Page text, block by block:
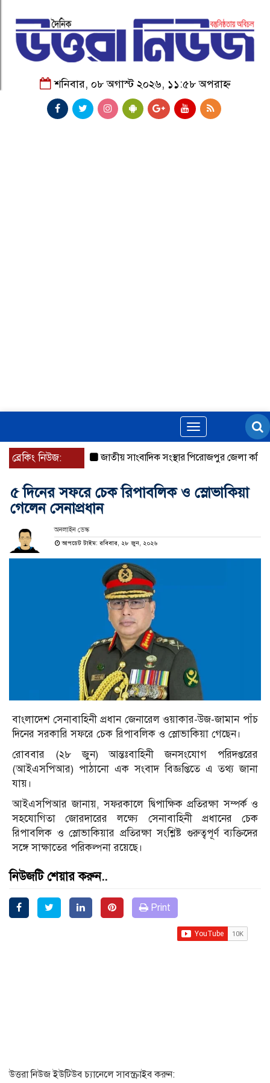
শনিবার, ০৮ অগাস্ট ২০২৬, ১১:৫৮ অপরাহ্ন
Toggle
navigation
ব্রেকিং নিউজ: জাতীয় সাংবাদিক সংস্থার পিরোজপুর জেলা কমিটি
৫ দিনের সফরে চেক রিপাবলিক ও স্লোভাকিয়া
গেলেন সেনাপ্রধান
অনলাইন ডেস্ক
আপডেট টাইম: রবিবার, ২৮ জুন, ২০২৬
বাংলাদেশ সেনাবাহিনী প্রধান জেনারেল ওয়াকার-উজ-জামান পাঁচ
দিনের সরকারি সফরে চেক রিপাবলিক ও স্লোভাকিয়া গেছেন।
রোববার (২৮ জুন) আন্তঃবাহিনী জনসংযোগ পরিদপ্তরের
(আইএসপিআর) পাঠানো এক সংবাদ বিজ্ঞপ্তিতে এ তথ্য জানা
যায়।
আইএসপিআর জানায়, সফরকালে দ্বিপাক্ষিক প্রতিরক্ষা সম্পর্ক ও
সহযোগিতা জোরদারের লক্ষ্যে সেনাবাহিনী প্রধানের চেক
রিপাবলিক ও স্লোভাকিয়ার প্রতিরক্ষা সংশ্লিষ্ট গুরুত্বপূর্ণ ব্যক্তিদের
সঙ্গে সাক্ষাতের পরিকল্পনা রয়েছে।
নিউজটি শেয়ার করুন..
Print
উত্তরা নিউজ ইউটিউব চ্যানেলে সাবস্ক্রাইব করুন: